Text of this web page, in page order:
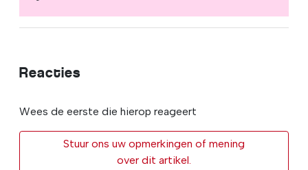
Reacties
Wees de eerste die hierop reageert
Stuur ons uw opmerkingen of mening
over dit artikel.